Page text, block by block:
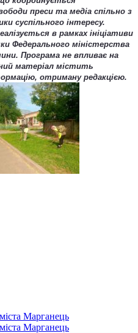
преси та медіа спільно з
суспільного інтересу.
в рамках ініціативи
Федерального міністерства
Програма не впливає на
матеріал містить
отриману редакцією.
Марганець
Марганець